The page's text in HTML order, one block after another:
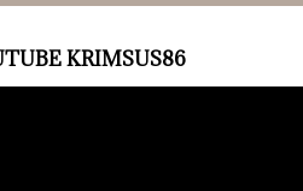
KRIMSUS86